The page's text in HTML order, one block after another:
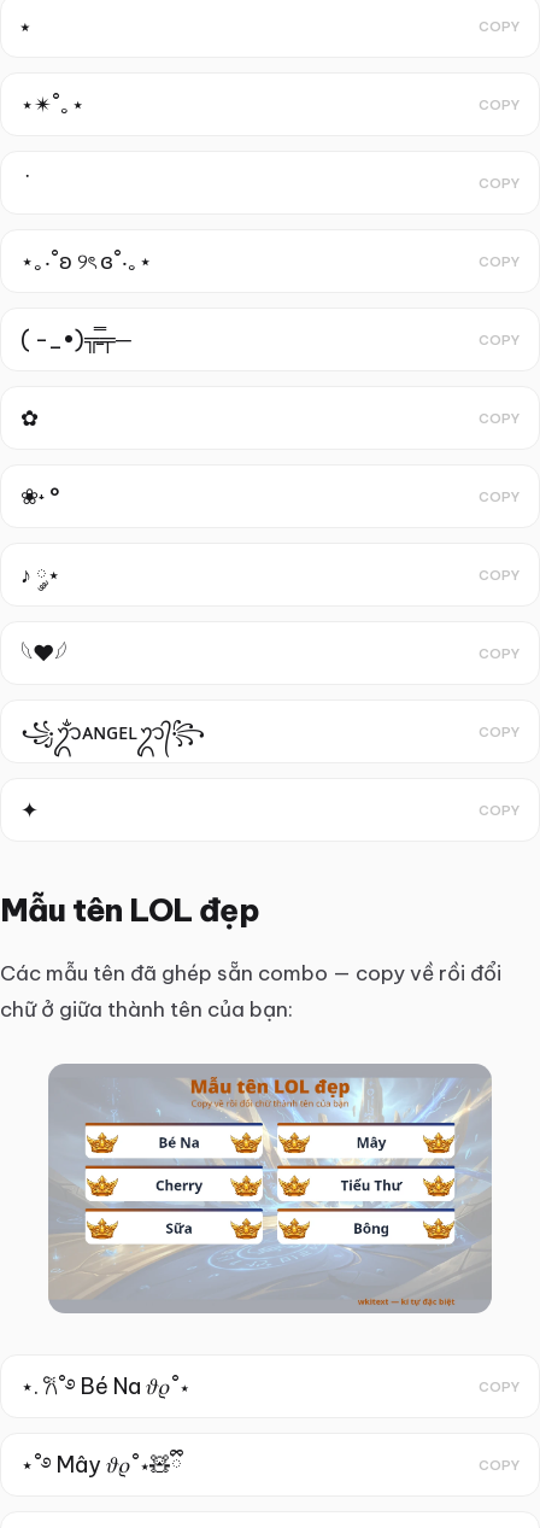
⭑ COPY
⋆✴︎˚｡⋆ COPY
COPY
⋆｡‧˚ʚ ୨ৎ ɞ˚‧｡⋆ COPY
( -_•)╦̵̵̿╤─ COPY
✿ COPY
❀˖ ° COPY
♪ ༘⋆ COPY
𓆩❤︎𓆪 COPY
꧁ᬊᬁᴀɴɢᴇʟᬊ᭄꧂ COPY
✦ COPY
Mẫu tên LOL đẹp
Các mẫu tên đã ghép sẵn combo — copy về rồi đổi
chữ ở giữa thành tên của bạn:
⋆. 𐙚˚࿔ Bé Na 𝜗𝜚˚⋆ COPY
⋆˚࿔ Mây 𝜗𝜚˚⋆🧸ྀི COPY